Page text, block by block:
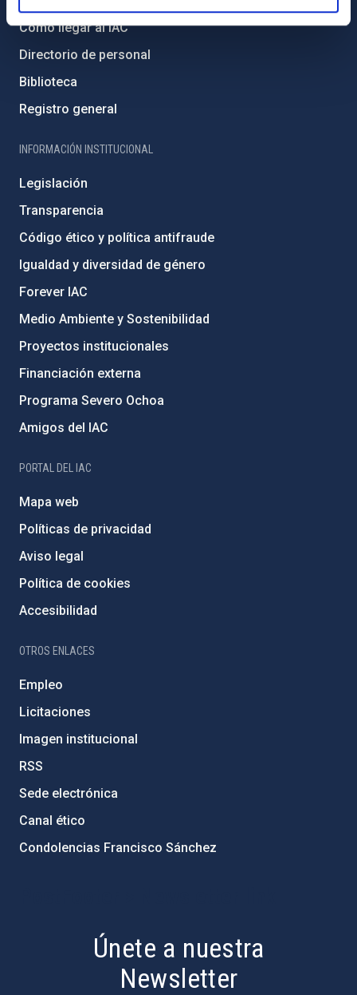
Cómo llegar al IAC
Directorio de personal
Biblioteca
Registro general
INFORMACIÓN INSTITUCIONAL
Legislación
Transparencia
Código ético y política antifraude
Igualdad y diversidad de género
Forever IAC
Medio Ambiente y Sostenibilidad
Proyectos institucionales
Financiación externa
Programa Severo Ochoa
Amigos del IAC
PORTAL DEL IAC
Mapa web
Políticas de privacidad
Aviso legal
Política de cookies
Accesibilidad
OTROS ENLACES
Empleo
Licitaciones
Imagen institucional
RSS
Sede electrónica
Canal ético
Condolencias Francisco Sánchez
Únete a nuestra
Newsletter